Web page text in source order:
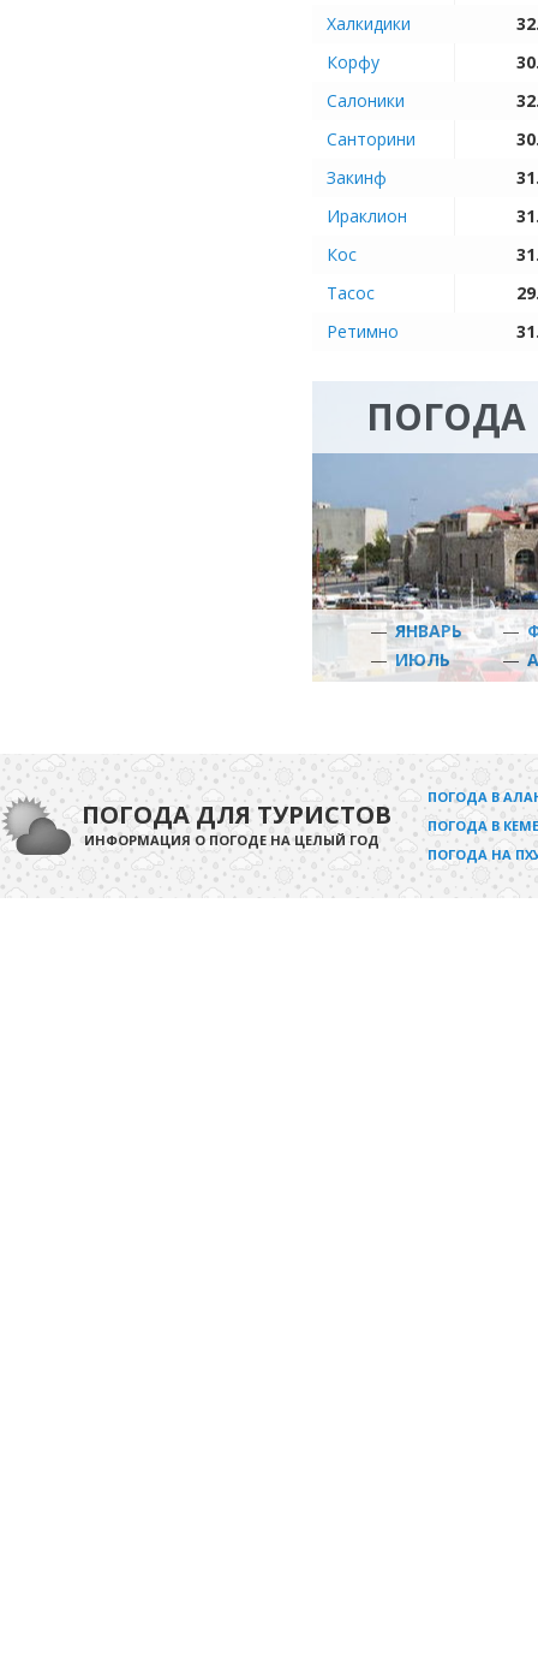
Халкидики
Корфу
Салоники
Санторини
Закинф
Ираклион
Кос
Тасос
Ретимно
ПОГОДА
—ЯНВАРЬ —
—ИЮЛЬ —
ПОГОДА ДЛЯ ТУРИСТОВ
ИНФОРМАЦИЯ О ПОГОДЕ НА ЦЕЛЫЙ ГОД
ПОГОДА В
ПОГОДА В
ПОГОДА НА